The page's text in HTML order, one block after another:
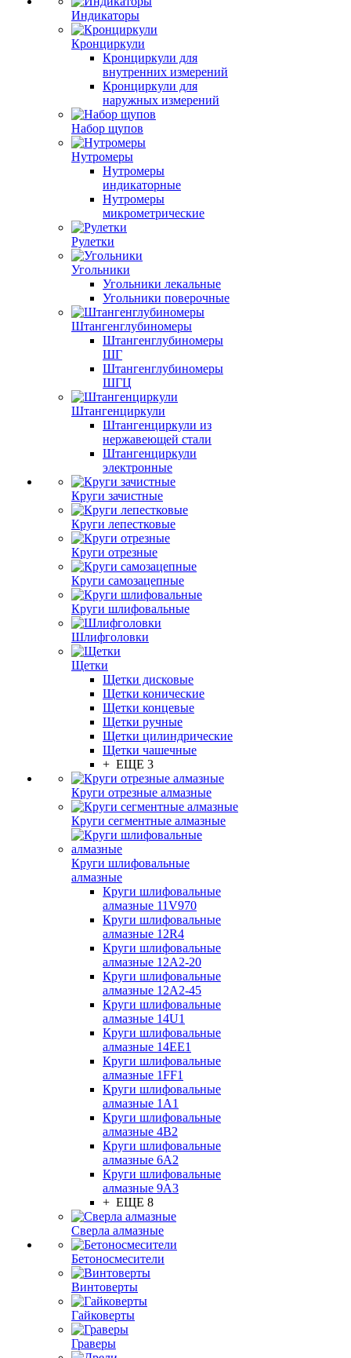
Индикаторы
Кронциркули
Кронциркули для
внутренних измерений
Кронциркули для
наружных измерений
Набор щупов
Нутромеры
Нутромеры
индикаторные
Нутромеры
микрометрические
Рулетки
Угольники
Угольники лекальные
Угольники поверочные
Штангенглубиномеры
Штангенглубиномеры
ШГ
Штангенглубиномеры
ШГЦ
Штангенциркули
Штангенциркули из
нержавеющей стали
Штангенциркули
электронные
Круги зачистные
Круги лепестковые
Круги отрезные
Круги самозацепные
Круги шлифовальные
Шлифголовки
Щетки
Щетки дисковые
Щетки конические
Щетки концевые
Щетки ручные
Щетки цилиндрические
Щетки чашечные
+ ЕЩЕ 3
Круги отрезные алмазные
Круги сегментные алмазные
Круги шлифовальные
алмазные
Круги шлифовальные
алмазные 11V970
Круги шлифовальные
алмазные 12R4
Круги шлифовальные
алмазные 12А2-20
Круги шлифовальные
алмазные 12А2-45
Круги шлифовальные
алмазные 14U1
Круги шлифовальные
алмазные 14ЕЕ1
Круги шлифовальные
алмазные 1FF1
Круги шлифовальные
алмазные 1А1
Круги шлифовальные
алмазные 4В2
Круги шлифовальные
алмазные 6A2
Круги шлифовальные
алмазные 9А3
+ ЕЩЕ 8
Сверла алмазные
Бетоносмесители
Винтоверты
Гайковерты
Граверы